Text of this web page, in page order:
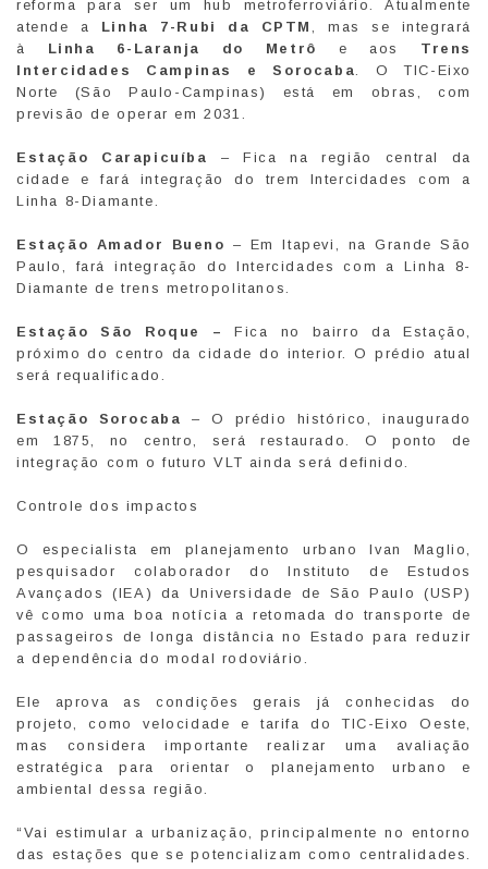
reforma para ser um hub metroferroviário. Atualmente
atende a Linha 7-Rubi da CPTM
, mas se integrará
à Linha 6-Laranja do Metrô e aos Trens
Intercidades Campinas e Sorocaba . O TIC-Eixo
Norte (São Paulo-Campinas) está em obras, com
previsão de operar em 2031.
Estação Carapicuíba – Fica na região central da
cidade e fará integração do trem Intercidades com a
Linha 8-Diamante.
Estação Amador Bueno – Em Itapevi, na Grande São
Paulo, fará integração do Intercidades com a Linha 8-
Diamante de trens metropolitanos.
Estação São Roque –Fica no bairro da Estação,
próximo do centro da cidade do interior. O prédio atual
será requalificado.
Estação Sorocaba – O prédio histórico, inaugurado
em 1875, no centro, será restaurado. O ponto de
integração com o futuro VLT ainda será definido.
Controle dos impactos
O especialista em planejamento urbano Ivan Maglio,
pesquisador colaborador do Instituto de Estudos
Avançados (IEA) da Universidade de São Paulo (USP)
vê como uma boa notícia a retomada do transporte de
passageiros de longa distância no Estado para reduzir
a dependência do modal rodoviário.
Ele aprova as condições gerais já conhecidas do
projeto, como velocidade e tarifa do TIC-Eixo Oeste,
mas considera importante realizar uma avaliação
estratégica para orientar o planejamento urbano e
ambiental dessa região.
“Vai estimular a urbanização, principalmente no entorno
das estações que se potencializam como centralidades.